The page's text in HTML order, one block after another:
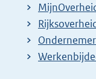
l
i
n
k
E
x
t
E
x
E